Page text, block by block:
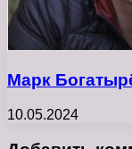
Марк
10.05.2024